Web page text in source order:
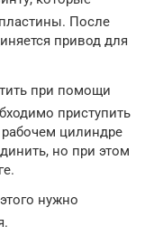
После
привод для
при помощи
приступить
цилиндре
но при этом
нужно